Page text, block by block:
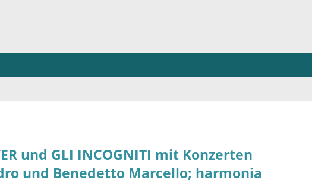
und GLI INCOGNITI mit Konzerten
und Benedetto Marcello; harmonia